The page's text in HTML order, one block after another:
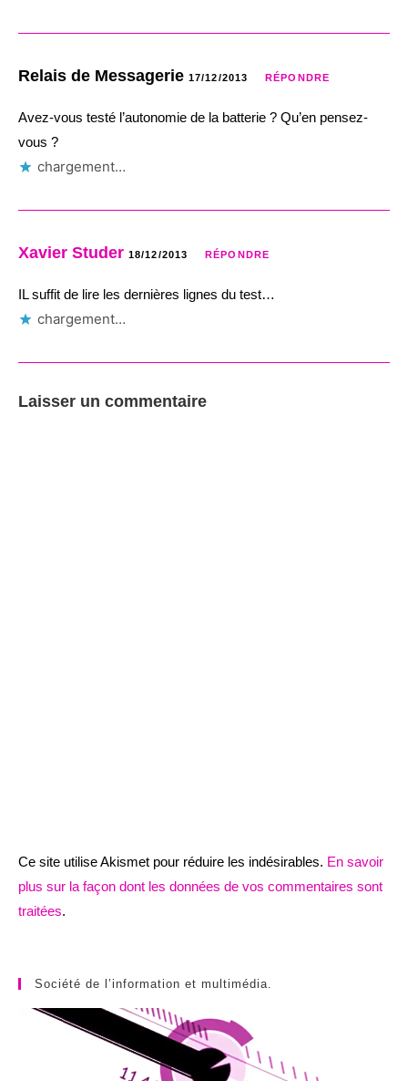
Relais de Messagerie 17/12/2013 RÉPONDRE
Avez-vous testé l’autonomie de la batterie ? Qu’en pensez-
vous ?
chargement…
Xavier Studer 18/12/2013 RÉPONDRE
IL suffit de lire les dernières lignes du test…
chargement…
Laisser un commentaire
Ce site utilise Akismet pour réduire les indésirables. En savoir
plus sur la façon dont les données de vos commentaires sont
traitées.
Société de l’information et multimédia.